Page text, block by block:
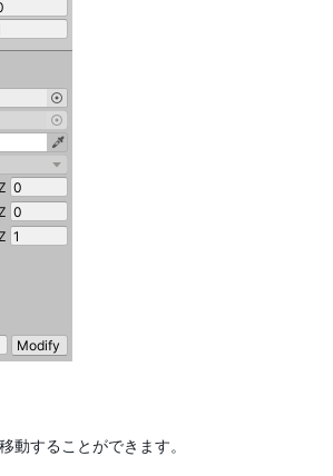
動することができます。